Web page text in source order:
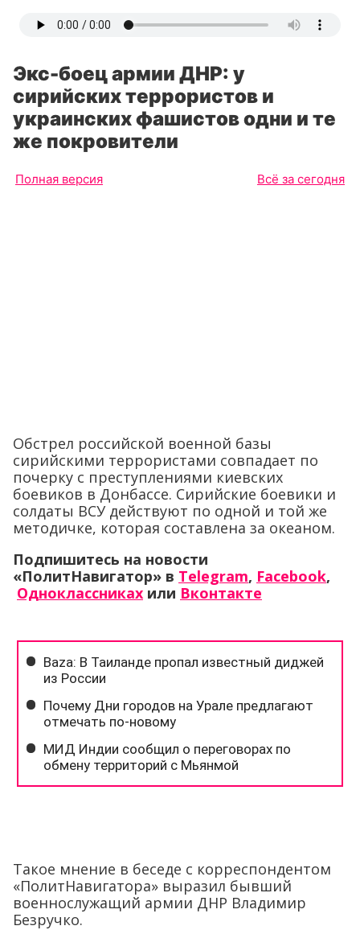
Экс-боец армии ДНР: у
сирийских террористов и
украинских фашистов одни и те
же покровители
Полная версия Всё за сегодня
Обстрел российской военной базы
сирийскими террористами совпадает по
почерку с преступлениями киевских
боевиков в Донбассе. Сирийские боевики и
солдаты ВСУ действуют по одной и той же
методичке, которая составлена за океаном.
Подпишитесь на новости
«ПолитНавигатор» в Telegram, Facebook,
Одноклассниках или Вконтакте
Такое мнение в беседе с корреспондентом
«ПолитНавигатора» выразил бывший
военнослужащий армии ДНР Владимир
Безручко.